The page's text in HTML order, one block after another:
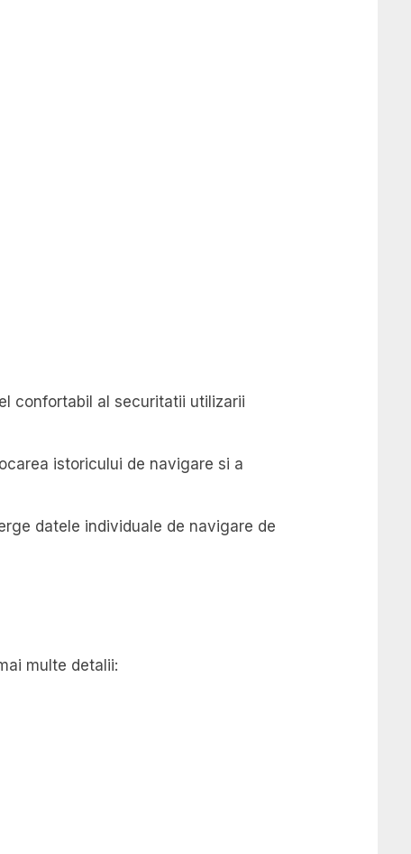
confortabil al securitatii utilizarii
istoricului de navigare si a
datele individuale de navigare de
multe detalii: